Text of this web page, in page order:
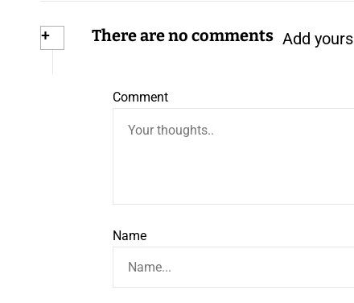
+ There are no comments Add yours
Comment
Name